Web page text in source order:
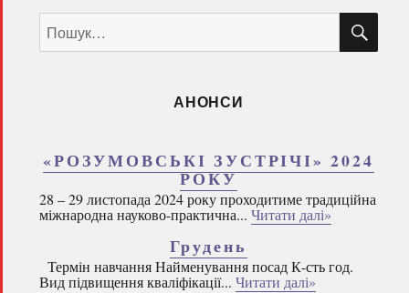
за
запитом:
АНОНСИ
«РОЗУМОВСЬКІ ЗУСТРІЧІ» 2024
РОКУ
28 – 29 листопада 2024 року проходитиме традиційна
міжнародна науково-практична... Читати далі»
Грудень
Термін навчання Найменування посад К-сть год.
Вид підвищення кваліфікації... Читати далі»